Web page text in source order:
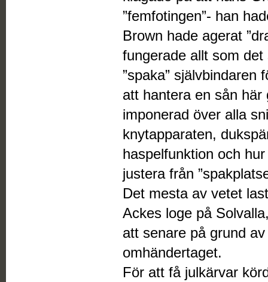
”femfotingen”- han
Brown hade agerat
fungerade allt som
”spaka”
att hantera en sån
imponerad över alla
knytapparaten,
haspelfunktion och
justera från
Det mesta av vetet
Ackes loge på
att senare på grund
omhändertaget.
För att få julkärvar